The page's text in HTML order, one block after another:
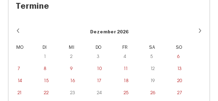
Termine
Dezember 2026
MO DI MI DO FR SA SO
1 2 3 4 5 6
7 8 9 10 11 12 13
14 15 16 17 18 19 20
21 22 23 24 25 26 27